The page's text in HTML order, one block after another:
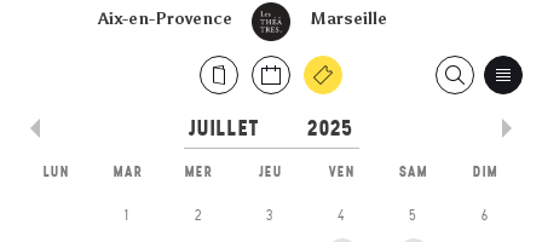
Marseille
Aix-en-Provence
LUN MAR MER JEU VEN SAM DIM
1 2 3 4 5 6